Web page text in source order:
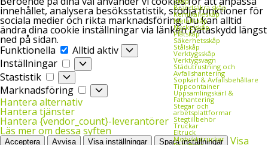
innehållet, analysera besöksstatistik, stödja funktioner för
sociala medier och rikta marknadsföring. Du kan alltid
ändra dina cookie inställningar via länken Dataskydd längst
ned på sidan.
Funktionella
Funktionella
Alltid aktiv
Inställningar
Inställningar
Stastistik
Stastistik
Marknadsföring
Marknadsföring
Hantera alternativ
Hantera tjänster
Hantera {vendor_count}-leverantörer
Läs mer om dessa syften
Acceptera Avvisa Visa inställningar Spara inställningar
Visa
Brandsäkra skåp
Kemikalieskåp
Metallskåp
Nyckelskåp
Plåtskåp
Säkerhetsskåp
Stålskåp
Verktygsskåp
Verktygsvagn
Städutrustning och
Avfallshantering
Sopkärl & Avfallsbehållare
Tippcontainer
Uppsamlingskärl &
Fathantering
Stegar och
arbetsplattformar
Stegtillbehör
Truckar
Eltruck
Motviktstruckar